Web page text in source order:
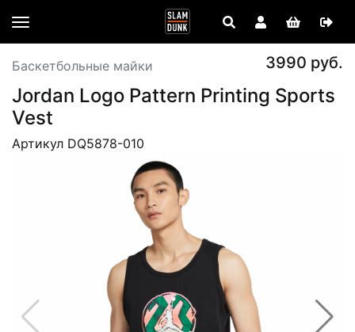
Баскетбольные майки 3990 руб.
Jordan Logo Pattern Printing Sports
Vest
Артикул DQ5878-010